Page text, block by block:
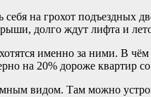
на грохот подъездных
долго ждут лифта и
именно за ними. В
на 20% дороже квартир
видом. Там можно